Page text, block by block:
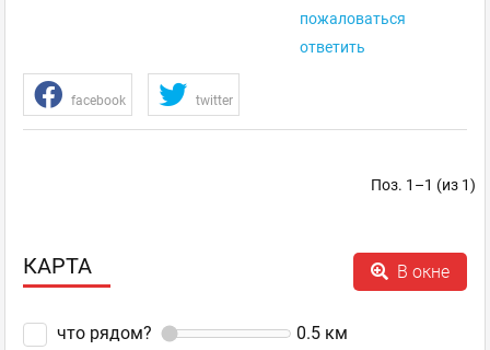
пожаловаться
ответить
facebook twitter
Поз. 1–1 (из 1)
КАРТА В окне
что рядом? 0.5 км